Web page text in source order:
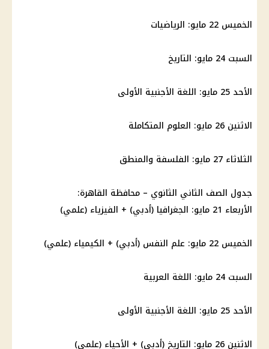
الخميس 22 مايو: الرياضيات
السبت 24 مايو: التاريخ
الأحد 25 مايو: اللغة الأجنبية الأولى
الاثنين 26 مايو: العلوم المتكاملة
الثلاثاء 27 مايو: الفلسفة والمنطق
جدول الصف الثاني الثانوي – محافظة القاهرة:
الأربعاء 21 مايو: الجغرافيا (أدبي) + الفيزياء (علمي)
الخميس 22 مايو: علم النفس (أدبي) + الكيمياء (علمي)
السبت 24 مايو: اللغة العربية
الأحد 25 مايو: اللغة الأجنبية الأولى
الاثنين 26 مايو: التاريخ (أدبي) + الأحياء (علمي)